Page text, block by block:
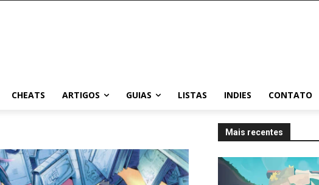
CHEATS ARTIGOS GUIAS LISTAS INDIES CONTATO
Mais recentes